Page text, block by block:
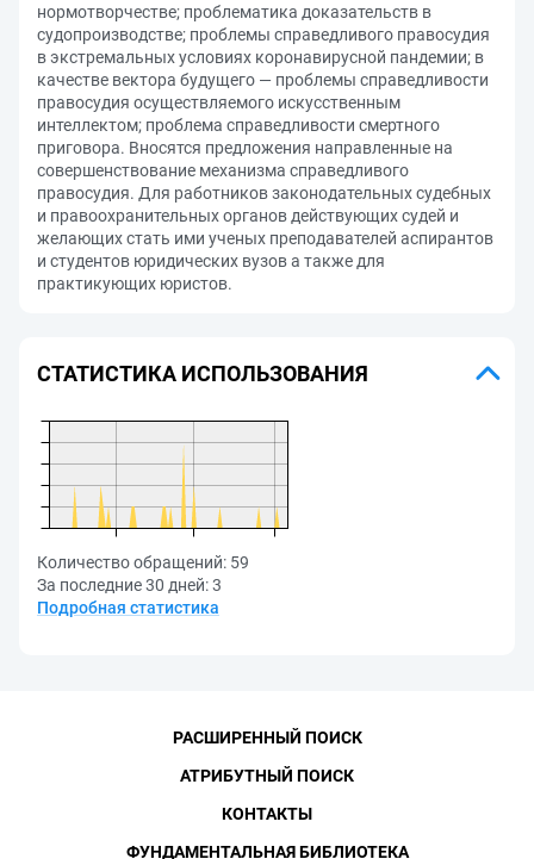
нормотворчестве; проблематика доказательств в
судопроизводстве; проблемы справедливого правосудия
в экстремальных условиях коронавирусной пандемии; в
качестве вектора будущего — проблемы справедливости
правосудия осуществляемого искусственным
интеллектом; проблема справедливости смертного
приговора. Вносятся предложения направленные на
совершенствование механизма справедливого
правосудия. Для работников законодательных судебных
и правоохранительных органов действующих судей и
желающих стать ими ученых преподавателей аспирантов
и студентов юридических вузов а также для
практикующих юристов.
СТАТИСТИКА ИСПОЛЬЗОВАНИЯ
Количество обращений: 59
За последние 30 дней:3
Подробная статистика
РАСШИРЕННЫЙ ПОИСК
АТРИБУТНЫЙ ПОИСК
КОНТАКТЫ
ФУНДАМЕНТАЛЬНАЯ БИБЛИОТЕКА